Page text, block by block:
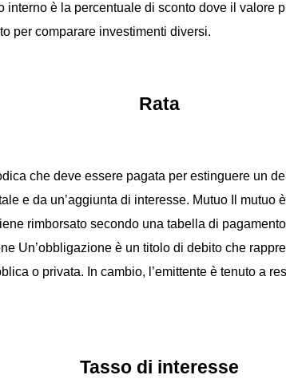
interno è la percentuale di sconto dove il valore
per comparare investimenti diversi.
Rata
che deve essere pagata per estinguere un
e da un’aggiunta di interesse. Mutuo Il mutuo
rimborsato secondo una tabella di
Un’obbligazione è un titolo di debito che
o privata. In cambio, l’emittente è tenuto a
Tasso di interesse